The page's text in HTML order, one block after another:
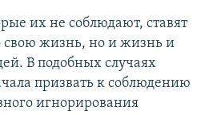
их не соблюдают, ставят
свою жизнь, но и жизнь и
В подобных случаях
призвать к соблюдению
игнорирования